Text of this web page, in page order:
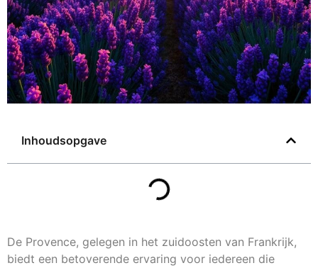
Inhoudsopgave
De Provence, gelegen in het zuidoosten van Frankrijk,
biedt een betoverende ervaring voor iedereen die